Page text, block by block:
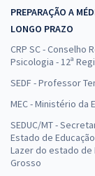
PREPARAÇÃO A
LONGO PRAZO
CRP SC - Conselho
Psicologia - 12ª
SEDF - Professor
MEC - Ministério da
SEDUC/MT -
Estado de
Lazer do estado de
Grosso